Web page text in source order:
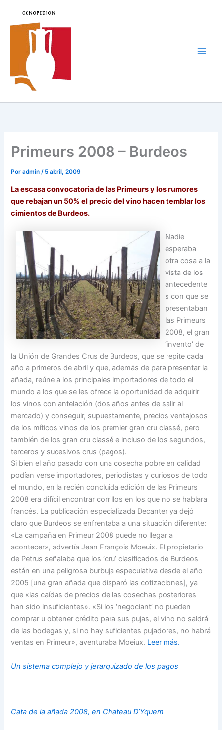
contenido
Primeurs 2008 – Burdeos
Poradmin/ 5 abril, 2009
La escasa convocatoria de las Primeurs y los rumores
que rebajan un 50% el precio del vino hacen temblar los
cimientos de Burdeos.
Nadie
esperaba
otra cosa a la
vista de los
antecedente
s con que se
presentaban
las Primeurs
2008, el gran
‘invento’ de
la Unión de Grandes Crus de Burdeos, que se repite cada
año a primeros de abril y que, además de para presentar la
añada, reúne a los principales importadores de todo el
mundo a los que se les ofrece la oportunidad de adquirir
los vinos con antelación (dos años antes de salir al
mercado) y conseguir, supuestamente, precios ventajosos
de los míticos vinos de los premier gran cru classé, pero
también de los gran cru classé e incluso de los segundos,
terceros y sucesivos crus (pagos).
Si bien el año pasado con una cosecha pobre en calidad
podían verse importadores, periodistas y curiosos de todo
el mundo, en la recién concluida edición de las Primeurs
2008 era difícil encontrar corrillos en los que no se hablara
francés. La publicación especializada Decanter ya dejó
claro que Burdeos se enfrentaba a una situación diferente:
«La campaña en Primeur 2008 puede no llegar a
acontecer», advertía Jean François Moeuix. El propietario
de Petrus señalaba que los ‘cru’ clasificados de Burdeos
están en una peligrosa burbuja especulativa desde el año
2005 [una gran añada que disparó las cotizaciones], ya
que «las caídas de precios de las cosechas posteriores
han sido insuficientes». «Si los ‘negociant’ no pueden
comprar u obtener crédito para sus pujas, el vino no saldrá
de las bodegas y, si no hay suficientes pujadores, no habrá
ventas en Primeur», aventuraba Moeiux. Leer más.
Un sistema complejo y jerarquizado de los pagos
Cata de la añada 2008, en Chateau D’Yquem